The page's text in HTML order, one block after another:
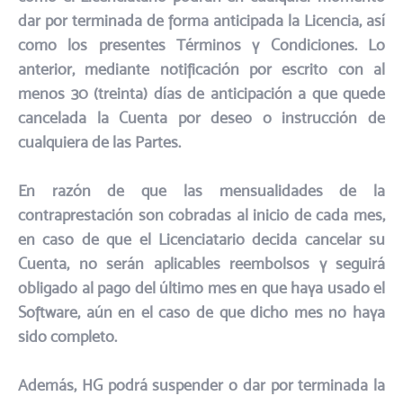
dar por terminada de forma anticipada la Licencia, así
como los presentes Términos y Condiciones. Lo
anterior, mediante notificación por escrito con al
menos 30 (treinta) días de anticipación a que quede
cancelada la Cuenta por deseo o instrucción de
cualquiera de las Partes.
En razón de que las mensualidades de la
contraprestación son cobradas al inicio de cada mes,
en caso de que el Licenciatario decida cancelar su
Cuenta, no serán aplicables reembolsos y seguirá
obligado al pago del último mes en que haya usado el
Software, aún en el caso de que dicho mes no haya
sido completo.​
Además, HG podrá suspender o dar por terminada la